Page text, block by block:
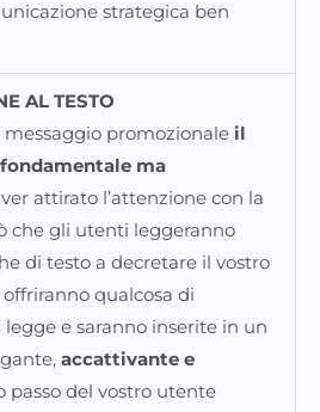
strategica ben
AL TESTO
promozionale il
ma
attirato l’attenzione con la
che gli utenti leggeranno
di testo a decretare il vostro
offriranno qualcosa di
e saranno inserite in un
accattivante e
passo del vostro utente